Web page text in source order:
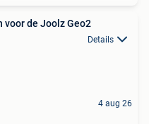
voor de Joolz Geo2
Details
4 aug 26